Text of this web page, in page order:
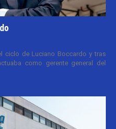
ciclo de Luciano Boccardo y tras
como gerente general del